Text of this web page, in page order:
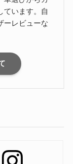
ています。自
ーレビューな